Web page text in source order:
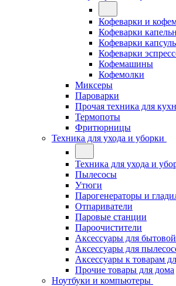
Кофеварки и
Кофеварки
Кофеварки
Кофеварки
Кофемашины
Кофемолки
Миксеры
Пароварки
Прочая техника для
Термопоты
Фритюрницы
Техника для ухода и уборки
Техника для ухода и
Пылесосы
Утюги
Парогенераторы и
Отпариватели
Паровые станции
Пароочистители
Аксессуары для
Аксессуары для
Аксессуары к товарам
Прочие товары для дома
Ноутбуки и компьютеры